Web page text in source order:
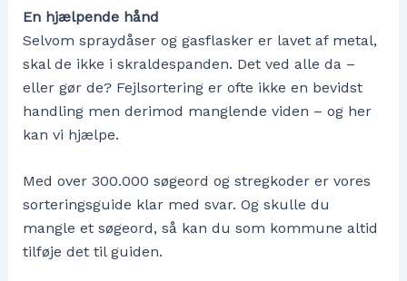
En hjælpende hånd
Selvom spraydåser og gasflasker er lavet af metal,
skal de ikke i skraldespanden. Det ved alle da –
eller gør de? Fejlsortering er ofte ikke en bevidst
handling men derimod manglende viden – og her
kan vi hjælpe.
Med over 300.000 søgeord og stregkoder er vores
sorteringsguide klar med svar. Og skulle du
mangle et søgeord, så kan du som kommune altid
tilføje det til guiden.